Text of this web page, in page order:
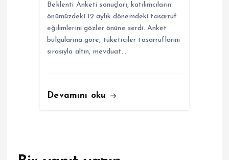
Beklenti Anketi sonuçları, katılımcıların
önümüzdeki 12 aylık dönemdeki tasarruf
eğilimlerini gözler önüne serdi. Anket
bulgularına göre, tüketiciler tasarruflarını
sırasıyla altın, mevduat…
Devamını oku